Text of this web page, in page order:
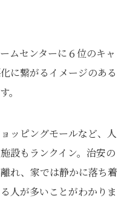
ムセンターに６位のキャ
に繋がるイメージのある
。
ッピングモールなど、人
設もランクイン。治安の
れ、家では静かに落ち着
人が多いことがわかりま